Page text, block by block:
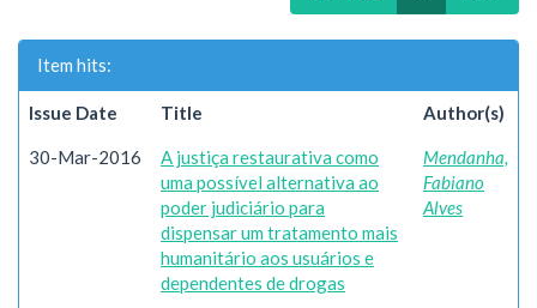
Item hits:
Issue Date Title Author(s)
30-Mar-2016
A justiça restaurativa como
uma possível alternativa ao
poder judiciário para
dispensar um tratamento mais
humanitário aos usuários e
dependentes de drogas
Mendanha,
Fabiano
Alves